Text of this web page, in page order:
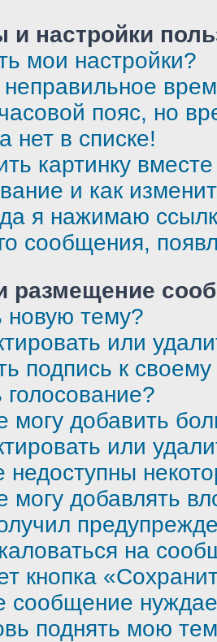
настройки
мои настройки?
пояс, но
нет в списке!
картинку
и как
я нажимаю
сообщения,
размещение
новую тему?
или
подпись к
голосование?
могу добавить
или
недоступны
могу добавлять
на
кнопка
сообщение
поднять мою